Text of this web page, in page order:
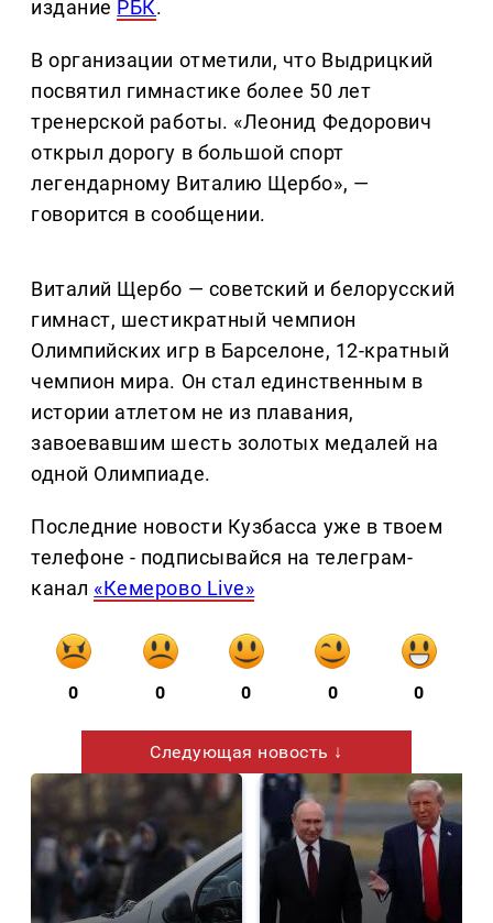
издание РБК.
В организации отметили, что Выдрицкий
посвятил гимнастике более 50 лет
тренерской работы. «Леонид Федорович
открыл дорогу в большой спорт
легендарному Виталию Щербо», —
говорится в сообщении.
Виталий Щербо — советский и белорусский
гимнаст, шестикратный чемпион
Олимпийских игр в Барселоне, 12-кратный
чемпион мира. Он стал единственным в
истории атлетом не из плавания,
завоевавшим шесть золотых медалей на
одной Олимпиаде.
Последние новости Кузбасса уже в твоем
телефоне - подписывайся на телеграм-
канал «Кемерово Live»
0 0 0 0 0
Следующая новость ↓